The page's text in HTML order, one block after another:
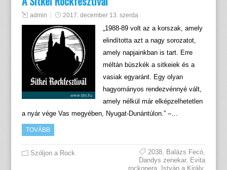
admin 2017. december 13. szerda
„1988-89 volt az a korszak, amely
elindította azt a nagy sorozatot,
amely napjainkban is tart. Erre
méltán büszkék a sitkeiek és a
vasiak egyaránt. Egy olyan
hagyományos rendezvénnyé vált,
amely nélkül már elképzelhetetlen
a nyár vége Vas megyében, Nyugat-Dunántúlon.” –…
TOVÁBB
Szóljon a Rock 2038, Balázs Fecó,
Dandys zenekar, Evita
rockopera, István a Király,